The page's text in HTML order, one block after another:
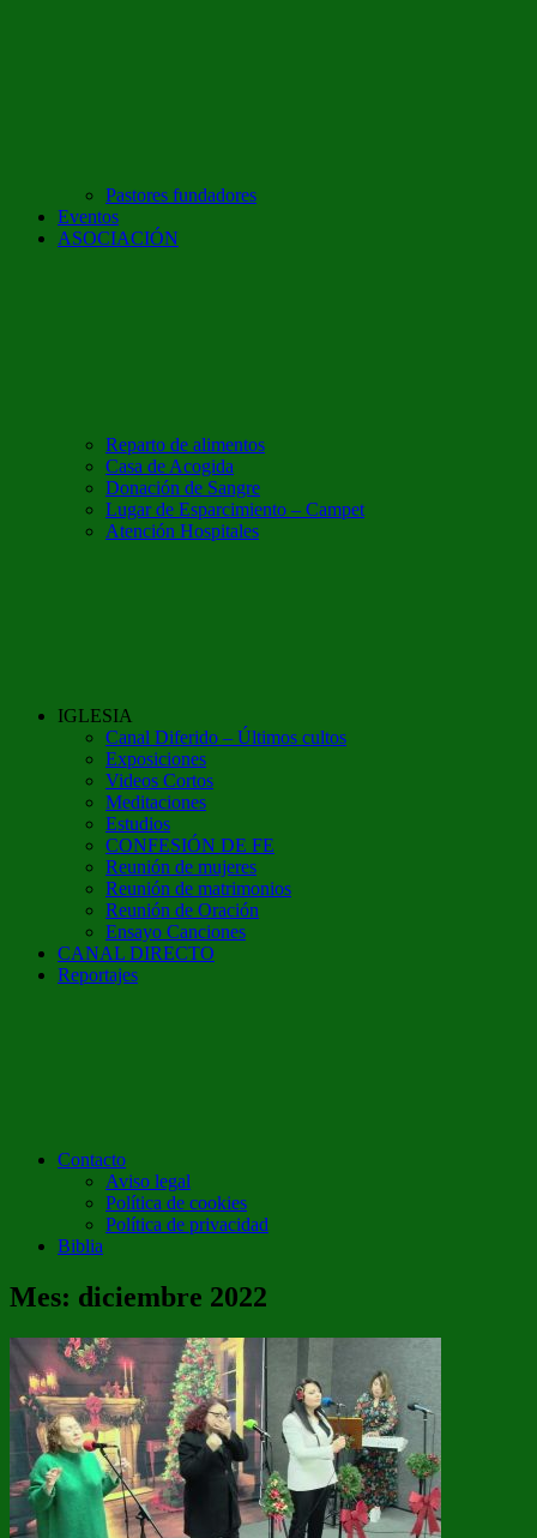
Pastores fundadores
Eventos
ASOCIACIÓN
Reparto de alimentos
Casa de Acogida
Donación de Sangre
Lugar de Esparcimiento – Campet
Atención Hospitales
IGLESIA
Canal Diferido – Últimos cultos
Exposiciones
Videos Cortos
Meditaciones
Estudios
CONFESIÓN DE FE
Reunión de mujeres
Reunión de matrimonios
Reunión de Oración
Ensayo Canciones
CANAL DIRECTO
Reportajes
Contacto
Aviso legal
Política de cookies
Política de privacidad
Biblia
Mes: diciembre 2022